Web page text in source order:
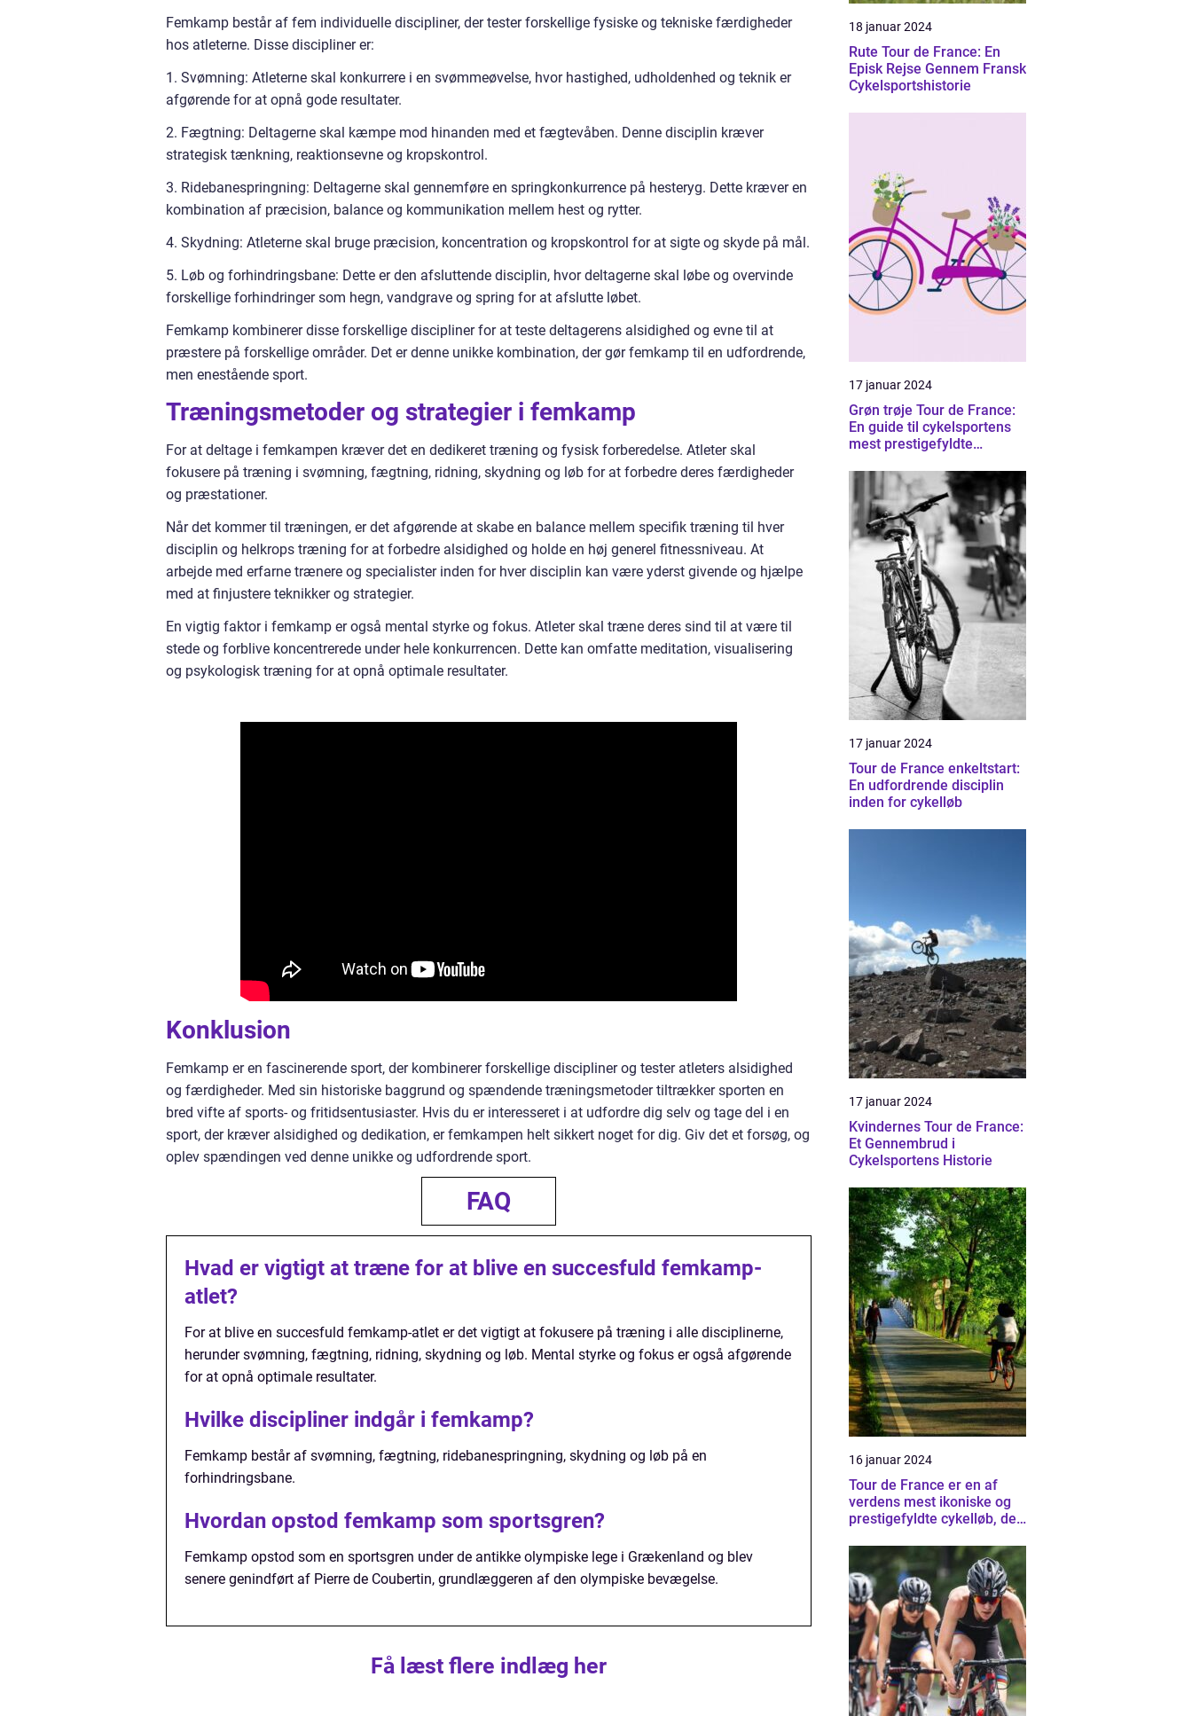
Femkamp består af fem individuelle discipliner, der tester forskellige fysiske og tekniske færdigheder
hos atleterne. Disse discipliner er:
1. Svømning: Atleterne skal konkurrere i en svømmeøvelse, hvor hastighed, udholdenhed og teknik er
afgørende for at opnå gode resultater.
2. Fægtning: Deltagerne skal kæmpe mod hinanden med et fægtevåben. Denne disciplin kræver
strategisk tænkning, reaktionsevne og kropskontrol.
3. Ridebanespringning: Deltagerne skal gennemføre en springkonkurrence på hesteryg. Dette kræver en
kombination af præcision, balance og kommunikation mellem hest og rytter.
4. Skydning: Atleterne skal bruge præcision, koncentration og kropskontrol for at sigte og skyde på mål.
5. Løb og forhindringsbane: Dette er den afsluttende disciplin, hvor deltagerne skal løbe og overvinde
forskellige forhindringer som hegn, vandgrave og spring for at afslutte løbet.
Femkamp kombinerer disse forskellige discipliner for at teste deltagerens alsidighed og evne til at
præstere på forskellige områder. Det er denne unikke kombination, der gør femkamp til en udfordrende,
men enestående sport.
Træningsmetoder og strategier i femkamp
For at deltage i femkampen kræver det en dedikeret træning og fysisk forberedelse. Atleter skal
fokusere på træning i svømning, fægtning, ridning, skydning og løb for at forbedre deres færdigheder
og præstationer.
Når det kommer til træningen, er det afgørende at skabe en balance mellem specifik træning til hver
disciplin og helkrops træning for at forbedre alsidighed og holde en høj generel fitnessniveau. At
arbejde med erfarne trænere og specialister inden for hver disciplin kan være yderst givende og hjælpe
med at finjustere teknikker og strategier.
En vigtig faktor i femkamp er også mental styrke og fokus. Atleter skal træne deres sind til at være til
stede og forblive koncentrerede under hele konkurrencen. Dette kan omfatte meditation, visualisering
og psykologisk træning for at opnå optimale resultater.
Konklusion
Femkamp er en fascinerende sport, der kombinerer forskellige discipliner og tester atleters alsidighed
og færdigheder. Med sin historiske baggrund og spændende træningsmetoder tiltrækker sporten en
bred vifte af sports- og fritidsentusiaster. Hvis du er interesseret i at udfordre dig selv og tage del i en
sport, der kræver alsidighed og dedikation, er femkampen helt sikkert noget for dig. Giv det et forsøg, og
oplev spændingen ved denne unikke og udfordrende sport.
FAQ
Hvad er vigtigt at træne for at blive en succesfuld femkamp-
atlet?
For at blive en succesfuld femkamp-atlet er det vigtigt at fokusere på træning i alle disciplinerne,
herunder svømning, fægtning, ridning, skydning og løb. Mental styrke og fokus er også afgørende
for at opnå optimale resultater.
Hvilke discipliner indgår i femkamp?
Femkamp består af svømning, fægtning, ridebanespringning, skydning og løb på en
forhindringsbane.
Hvordan opstod femkamp som sportsgren?
Femkamp opstod som en sportsgren under de antikke olympiske lege i Grækenland og blev
senere genindført af Pierre de Coubertin, grundlæggeren af den olympiske bevægelse.
Få læst flere indlæg her
18 januar 2024
Rute Tour de France: En
Episk Rejse Gennem Fransk
Cykelsportshistorie
17 januar 2024
Grøn trøje Tour de France:
En guide til cykelsportens
mest prestigefyldte
17 januar 2024
Tour de France enkeltstart:
En udfordrende disciplin
inden for cykelløb
17 januar 2024
Kvindernes Tour de France:
Et Gennembrud i
Cykelsportens Historie
16 januar 2024
Tour de France er en af
verdens mest ikoniske og
prestigefyldte cykelløb, der
tilskuere og
cykelentusiaster fra hele
verden hvert år